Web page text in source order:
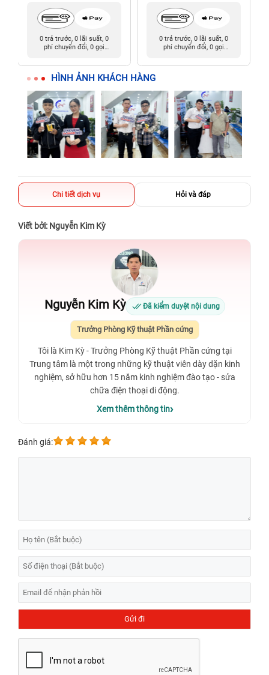
0 trả trước, 0 lãi suất, 0
phí chuyển đổi, 0 gọi
0 trả trước, 0 lãi suất, 0
phí chuyển đổi, 0 gọi
HÌNH ẢNH KHÁCH HÀNG
Chi tiết dịch vụ Hỏi và đáp
Viết bởi: Nguyễn Kim Kỳ
Nguyễn Kim Kỳ Đã kiểm duyệt nội dung
Trưởng Phòng Kỹ thuật Phần cứng
Tôi là Kim Kỳ - Trưởng Phòng Kỹ thuật Phần cứng tại
Trung tâm là một trong những kỹ thuật viên dày dặn kinh
nghiệm, sở hữu hơn 15 năm kinh nghiệm đào tạo - sửa
chữa điện thoại di động.
Xem thêm thông tin
Đánh giá: